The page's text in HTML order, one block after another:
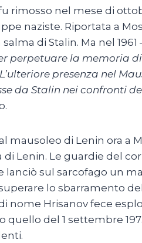
rimosso nel mese di
naziste. Riportata a
di Stalin. Ma nel
perpetuare la memoria
presenza nel
da Stalin nei confronti
mausoleo di Lenin ora a
di Lenin. Le guardie del
lanciò sul sarcofago un
lo sbarramento
nome Hrisanov fece
quello del 1 settembre